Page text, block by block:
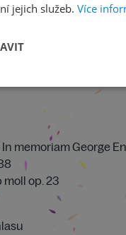
memoriam George
moll op. 23
jejich služeb. Více